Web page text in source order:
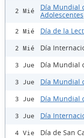
2 Mié
Día Mundial
Adolescentes
2 Mié Día de la
2 Mié Día
3 Jue Día Mundial
3 Jue Día Mundial
3 Jue Día Mundial
3 Jue Día
4 Vie Día de San